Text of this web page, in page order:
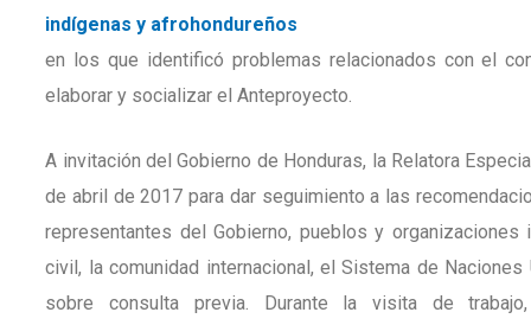
indígenas y afrohondureños
en los que identificó problemas relacionados con el
elaborar y socializar el Anteproyecto.
A invitación del Gobierno de Honduras, la Relatora
de abril de 2017 para dar seguimiento a las
representantes del Gobierno, pueblos y
civil, la comunidad internacional, el Sistema de
sobre consulta previa. Durante la visita de